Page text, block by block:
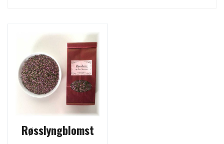
Røsslyngblomst